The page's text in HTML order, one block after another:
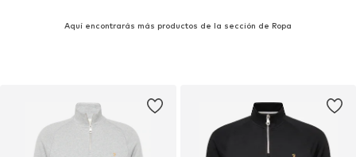
Aquí encontrarás más productos de la sección de Ropa